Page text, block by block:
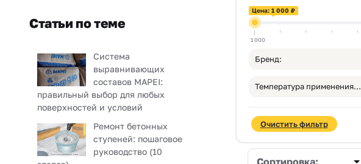
Статьи по теме
Система
выравнивающих
составов MAPEI:
правильный выбор для любых
поверхностей и условий
Ремонт бетонных
ступеней: пошаговое
руководство (10
Цена: 1 000 ₽
1 000
Бренд:
Температура применения, от °С:
Очистить фильтр
Сортировка: